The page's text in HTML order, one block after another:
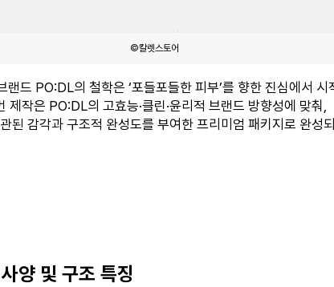
©칼렛스토어
랜드 PO:DL의 철학은 ‘포들포들한 피부’를 향한 진심에서 시
제작은 PO:DL의 고효능·클린·윤리적 브랜드 방향성에 맞춰,
된 감각과 구조적 완성도를 부여한 프리미엄 패키지로 완성
양 및 구조 특징